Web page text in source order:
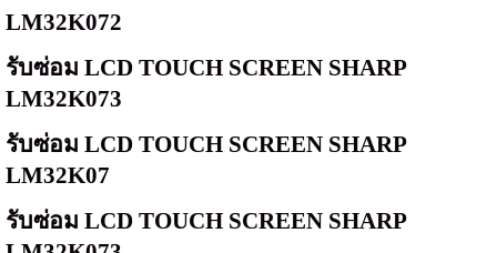
LM32K072
รับซ่อม LCD TOUCH SCREEN SHARP
LM32K073
รับซ่อม LCD TOUCH SCREEN SHARP
LM32K07
รับซ่อม LCD TOUCH SCREEN SHARP